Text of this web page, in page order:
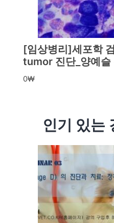
[임상병리]세포학
tumor 진단_양예슬
0₩
인기 있는